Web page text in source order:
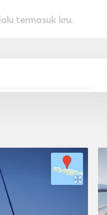
termasuk kru.